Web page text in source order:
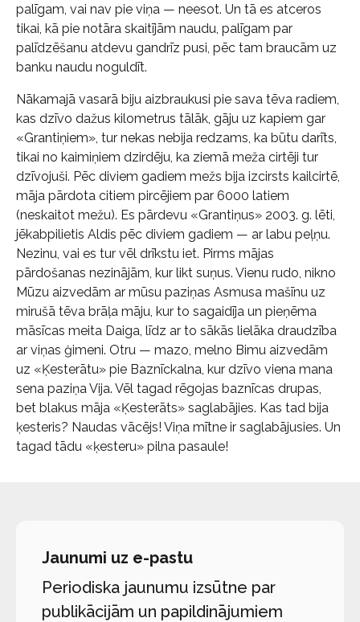
palīgam, vai nav pie viņa — neesot. Un tā es atceros
tikai, kā pie notāra skaitījām naudu, palīgam par
palīdzēšanu atdevu gandrīz pusi, pēc tam braucām uz
banku naudu noguldīt.
Nākamajā vasarā biju aizbraukusi pie sava tēva radiem,
kas dzīvo dažus kilometrus tālāk, gāju uz kapiem gar
«Grantiņiem», tur nekas nebija redzams, ka būtu darīts,
tikai no kaimiņiem dzirdēju, ka ziemā meža cirtēji tur
dzīvojuši. Pēc diviem gadiem mežs bija izcirsts kailcirtē,
māja pārdota citiem pircējiem par 6000 latiem
(neskaitot mežu). Es pārdevu «Grantiņus» 2003. g. lēti,
jēkabpilietis Aldis pēc diviem gadiem — ar labu peļņu.
Nezinu, vai es tur vēl drīkstu iet. Pirms mājas
pārdošanas nezinājām, kur likt suņus. Vienu rudo, nikno
Mūzu aizvedām ar mūsu paziņas Asmusa mašīnu uz
mirušā tēva brāļa māju, kur to sagaidīja un pieņēma
māsīcas meita Daiga, līdz ar to sākās lielāka draudzība
ar viņas ģimeni. Otru — mazo, melno Bimu aizvedām
uz «Ķesterātu» pie Baznīckalna, kur dzīvo viena mana
sena paziņa Vija. Vēl tagad rēgojas baznīcas drupas,
bet blakus māja «Ķesterāts» saglabājies. Kas tad bija
ķesteris? Naudas vācējs! Viņa mītne ir saglabājusies. Un
tagad tādu «ķesteru» pilna pasaule!
Jaunumi uz e-pastu
Periodiska jaunumu izsūtne par
publikācijām un papildinājumiem